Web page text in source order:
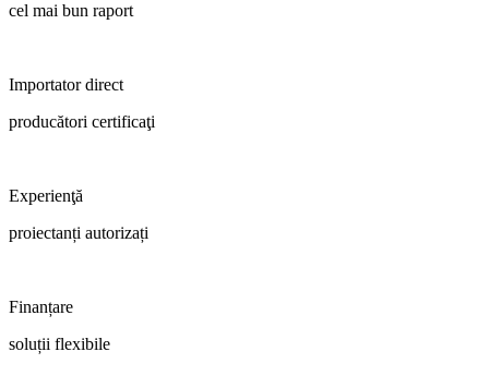
cel mai bun raport
Importator direct
producători certificaţi
Experienţă
proiectanți autorizați
Finanțare
soluții flexibile